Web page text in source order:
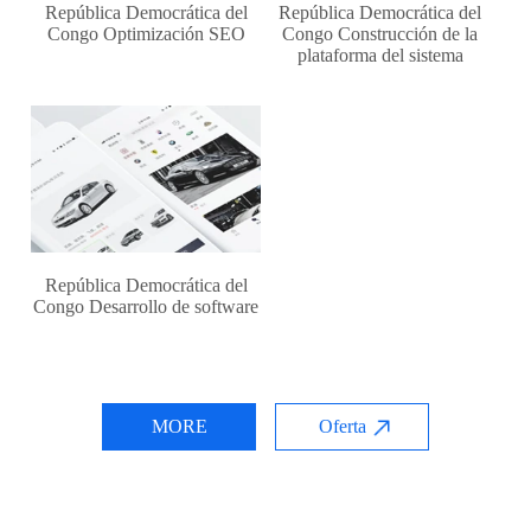
República Democrática del
Congo Optimización SEO
República Democrática del
Congo Construcción de la
plataforma del sistema
República Democrática del
Congo Desarrollo de software
MORE Oferta